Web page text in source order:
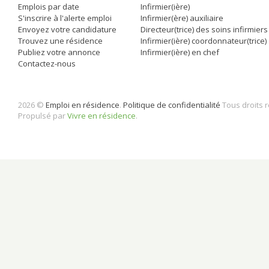
Emplois par date
S'inscrire à l'alerte emploi
Envoyez votre candidature
Trouvez une résidence
Publiez votre annonce
Contactez-nous
Infirmier(ière)
Infirmier(ère) auxiliaire
Directeur(trice) des soins infirmiers
Infirmier(ière) coordonnateur(trice)
Infirmier(ière) en chef
2026 © Emploi en résidence. Politique de confidentialité Tous droits
Propulsé parVivre en résidence.